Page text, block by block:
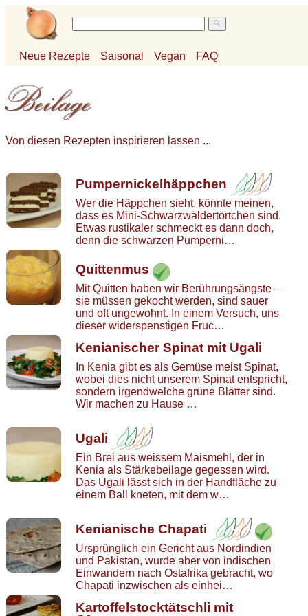
Neue Rezepte Saisonal Vegan FAQ
Von diesen Rezepten inspirieren lassen ...
Pumpernickelhäppchen
Wer die Häppchen sieht, könnte meinen,
dass es Mini-Schwarzwäldertörtchen sind.
Etwas rustikaler schmeckt es dann doch,
denn die schwarzen Pumperni…
Quittenmus
Mit Quitten haben wir Berührungsängste –
sie müssen gekocht werden, sind sauer
und oft ungewohnt. In einem Versuch, uns
dieser widerspenstigen Fruc…
Kenianischer Spinat mit Ugali
In Kenia gibt es als Gemüse meist Spinat,
wobei dies nicht unserem Spinat entspricht,
sondern irgendwelche grüne Blätter sind.
Wir machen zu Hause …
Ugali
Ein Brei aus weissem Maismehl, der in
Kenia als Stärkebeilage gegessen wird.
Das Ugali lässt sich in der Handfläche zu
einem Ball kneten, mit dem w…
Kenianische Chapati
Ursprünglich ein Gericht aus Nordindien
und Pakistan, wurde aber von indischen
Einwandern nach Ostafrika gebracht, wo
Chapati inzwischen als einhei…
Kartoffelstocktätschli mit